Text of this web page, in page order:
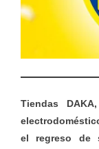
Tiendas
el regreso de